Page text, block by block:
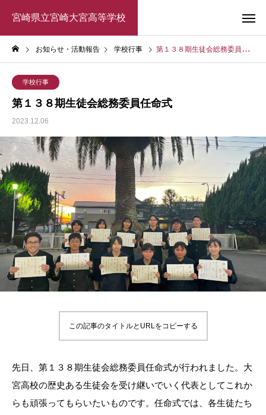
宮崎県立宮崎大宮高等学校
お知らせ・活動報告 学校行事 第１３８期生徒会総務委員任命式
学校行事
第１３８期生徒会総務委員任命式
2023.12.06
この記事のタイトルとURLをコピーする
先日、第１３８期生徒会総務委員任命式が行われました。大
宮高校の歴史ある生徒会を受け継いでいく代表としてこれか
らも頑張ってもらいたいものです。任命式では、各生徒たち